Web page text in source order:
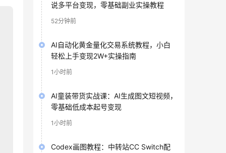
说多平台变现，零基础副业实操教程
52分钟前
AI自动化黄金量化交易系统教程，小白
轻松上手变现2W+实操指南
1小时前
AI童装带货实战课：AI生成图文短视频，
零基础低成本起号变现
1小时前
Codex画图教程：中转站CC Switch配